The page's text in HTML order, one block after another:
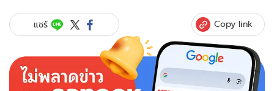
แชร์ Copy link